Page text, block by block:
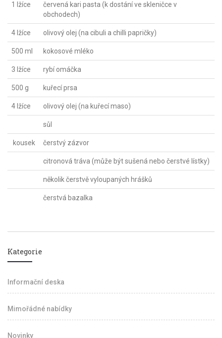
1 lžíce
červená kari pasta (k dostání ve skleničce v
obchodech)
4 lžíce olivový olej (na cibuli a chilli papričky)
500 ml kokosové mléko
3 lžíce rybí omáčka
500 g kuřecí prsa
4 lžíce olivový olej (na kuřecí maso)
sůl
kousek čerstvý zázvor
citronová tráva (může být sušená nebo čerstvé lístky)
několik čerstvě vyloupaných hrášků
čerstvá bazalka
Kategorie
Informační deska
Mimořádné nabídky
Novinky